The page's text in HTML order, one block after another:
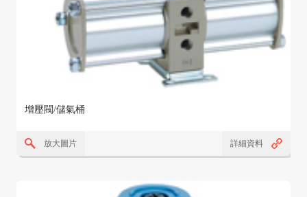
增壓閥/儲氣桶
放大圖片 詳細資料